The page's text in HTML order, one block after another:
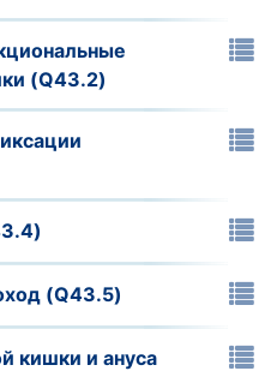
(Q43.2)
(Q43.5)
кишки и ануса